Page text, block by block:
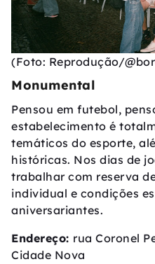
(Foto: Reprodução/
Monumental
Pensou em futebol,
estabelecimento é
temáticos do esporte,
históricas. Nos dias de
trabalhar com reserva
individual e condições
aniversariantes.
Endereço: rua Coronel
Cidade Nova